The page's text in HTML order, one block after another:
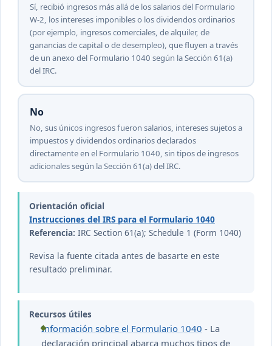
Sí, recibió ingresos más allá de los salarios del Formulario
W-2, los intereses imponibles o los dividendos ordinarios
(por ejemplo, ingresos comerciales, de alquiler, de
ganancias de capital o de desempleo), que fluyen a través
de un anexo del Formulario 1040 según la Sección 61(a)
del IRC.
No
No, sus únicos ingresos fueron salarios, intereses sujetos a
impuestos y dividendos ordinarios declarados
directamente en el Formulario 1040, sin tipos de ingresos
adicionales según la Sección 61(a) del IRC.
Orientación oficial
Instrucciones del IRS para el Formulario 1040
Referencia: IRC Section 61(a); Schedule 1 (Form 1040)
Revisa la fuente citada antes de basarte en este
resultado preliminar.
Recursos útiles
Información sobre el Formulario 1040 - La
declaración principal abarca muchos tipos de